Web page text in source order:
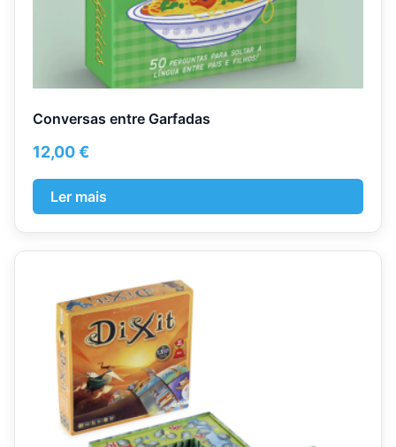
Conversas entre Garfadas
12,00€
Ler mais